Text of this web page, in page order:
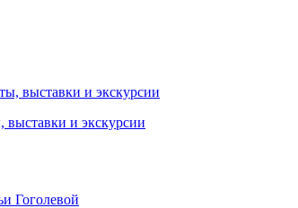
выставки и экскурсии